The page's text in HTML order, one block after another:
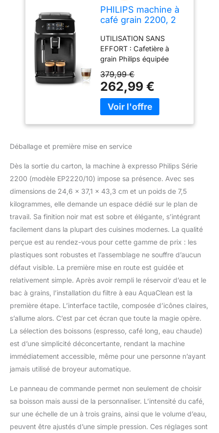
PHILIPS machine à
café grain 2200, 2
mousseur à lait,
Noir mat
UTILISATION SANS
EFFORT : Cafetière à
grain Philips équipée
pour une préparation
rapide, offrant un confort
quotidien avec un
minimum d'effort.
crée une mousse de lait
lisse et veloutée –
parfaite pour les
cappuccinos et les cafés
au lait. SPÉCIALITÉS DE
CAFÉ
PERSONNALISABLES :
Ajustez facilement la
taille de la mouture,
l'intensité du café, la
quantité et la
température selon vos
personnelles.
NETTOYAGE FACILE : Le
mousseur à lait classique
ne comprend que deux
compatibles lave-
vaisselle, ce qui rend le
nettoyage quotidien
rapide et sans contrainte.
AQUACLEAN : Réduit la
formation de calcaire,
détartrage fréquent et
prolongeant la durée de
379,99 €
262,99 €
Déballage et première mise en service
Dès la sortie du carton, la machine à expresso Philips Série
2200 (modèle EP2220/10) impose sa présence. Avec ses
dimensions de 24,6 x 37,1 x 43,3 cm et un poids de 7,5
kilogrammes, elle demande un espace dédié sur le plan de
travail. Sa finition noir mat est sobre et élégante, s’intégrant
facilement dans la plupart des cuisines modernes. La qualité
perçue est au rendez-vous pour cette gamme de prix : les
plastiques sont robustes et l’assemblage ne souffre d’aucun
défaut visible. La première mise en route est guidée et
relativement simple. Après avoir rempli le réservoir d’eau et le
bac à grains, l’installation du filtre à eau AquaClean est la
première étape. L’interface tactile, composée d’icônes claires,
s’allume alors. C’est par cet écran que toute la magie opère.
La sélection des boissons (espresso, café long, eau chaude)
est d’une simplicité déconcertante, rendant la machine
immédiatement accessible, même pour une personne n’ayant
jamais utilisé de broyeur automatique.
Le panneau de commande permet non seulement de choisir
sa boisson mais aussi de la personnaliser. L’intensité du café,
sur une échelle de un à trois grains, ainsi que le volume d’eau,
peuvent être ajustés d’une simple pression. Ces réglages sont